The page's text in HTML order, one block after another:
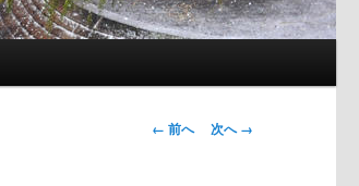
画像ナビゲー
← 前へ 次へ →